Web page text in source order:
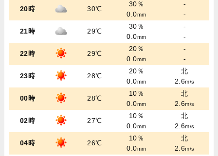
20時 30℃
30％
0.0mm
-
-
21時 29℃
30％
0.0mm
-
-
22時 29℃
20％
0.0mm
-
-
23時 28℃
20％
0.0mm
北
2.6m/s
00時 28℃
10％
0.0mm
北
2.6m/s
02時 27℃
10％
0.0mm
北
2.6m/s
04時 26℃
10％
0.0mm
北
2.6m/s